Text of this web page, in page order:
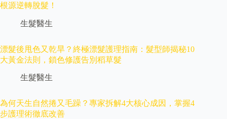
根源逆轉脫髮！
生髮醫生
漂髮後甩色又乾旱？終極漂髮護理指南：髮型師揭秘10
大黃金法則，鎖色修護告別稻草髮
生髮醫生
為何天生自然捲又毛躁？專家拆解4大核心成因，掌握4
步護理術徹底改善